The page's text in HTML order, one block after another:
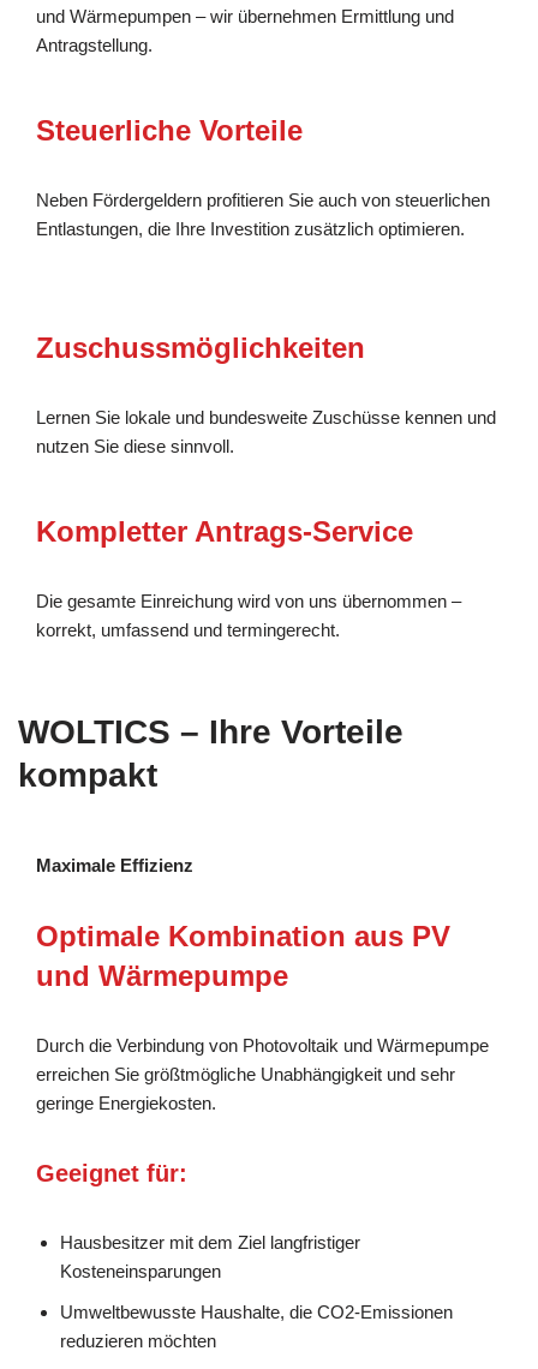
und Wärmepumpen – wir übernehmen Ermittlung und
Antragstellung.
Steuerliche Vorteile
Neben Fördergeldern profitieren Sie auch von steuerlichen
Entlastungen, die Ihre Investition zusätzlich optimieren.
Zuschussmöglichkeiten
Lernen Sie lokale und bundesweite Zuschüsse kennen und
nutzen Sie diese sinnvoll.
Kompletter Antrags-Service
Die gesamte Einreichung wird von uns übernommen –
korrekt, umfassend und termingerecht.
WOLTICS – Ihre Vorteile
kompakt
Maximale Effizienz
Optimale Kombination aus PV
und Wärmepumpe
Durch die Verbindung von Photovoltaik und Wärmepumpe
erreichen Sie größtmögliche Unabhängigkeit und sehr
geringe Energiekosten.
Geeignet für:
Hausbesitzer mit dem Ziel langfristiger
Kosteneinsparungen
Umweltbewusste Haushalte, die CO2-Emissionen
reduzieren möchten